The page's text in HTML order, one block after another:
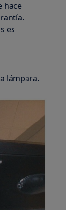
hace
es
lámpara.